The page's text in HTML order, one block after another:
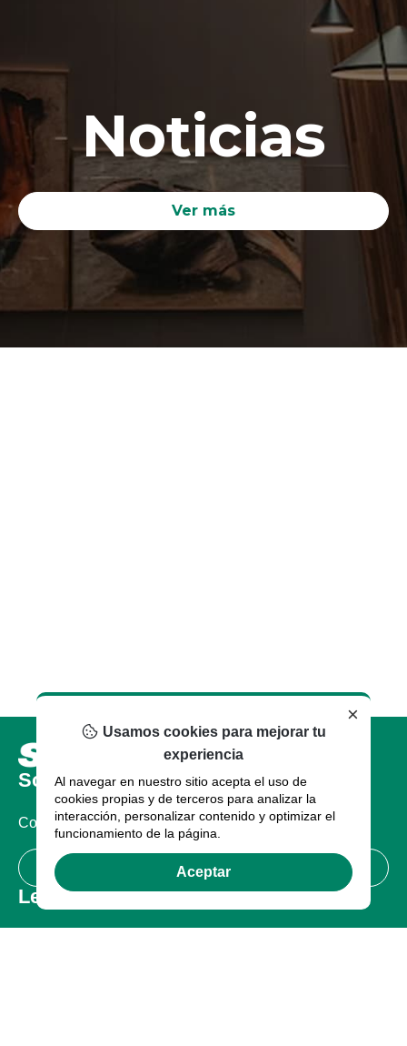
Noticias
Ver más
Sobre nosotros
Compañia
Certificaciones
Legal
×
Usamos cookies para mejorar tu
experiencia
Al navegar en nuestro sitio acepta el uso de
cookies propias y de terceros para analizar la
interacción, personalizar contenido y optimizar el
funcionamiento de la página.
Aceptar